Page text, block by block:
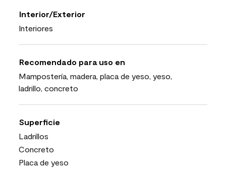
Interior/Exterior
Interiores
Recomendado para uso en
Mampostería, madera, placa de yeso, yeso,
ladrillo, concreto
Superficie
Ladrillos
Concreto
Placa de yeso